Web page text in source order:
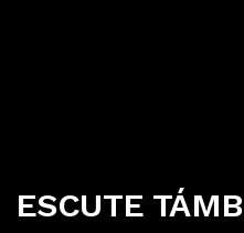
ESCUTE